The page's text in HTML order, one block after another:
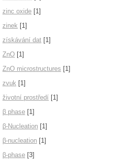
zinc oxide [1]
zinek [1]
získávání dat [1]
ZnO [1]
ZnO microstructures [1]
zvuk [1]
životní prostředí [1]
β phase [1]
β-Nucleation [1]
β-nucleation [1]
β-phase [3]